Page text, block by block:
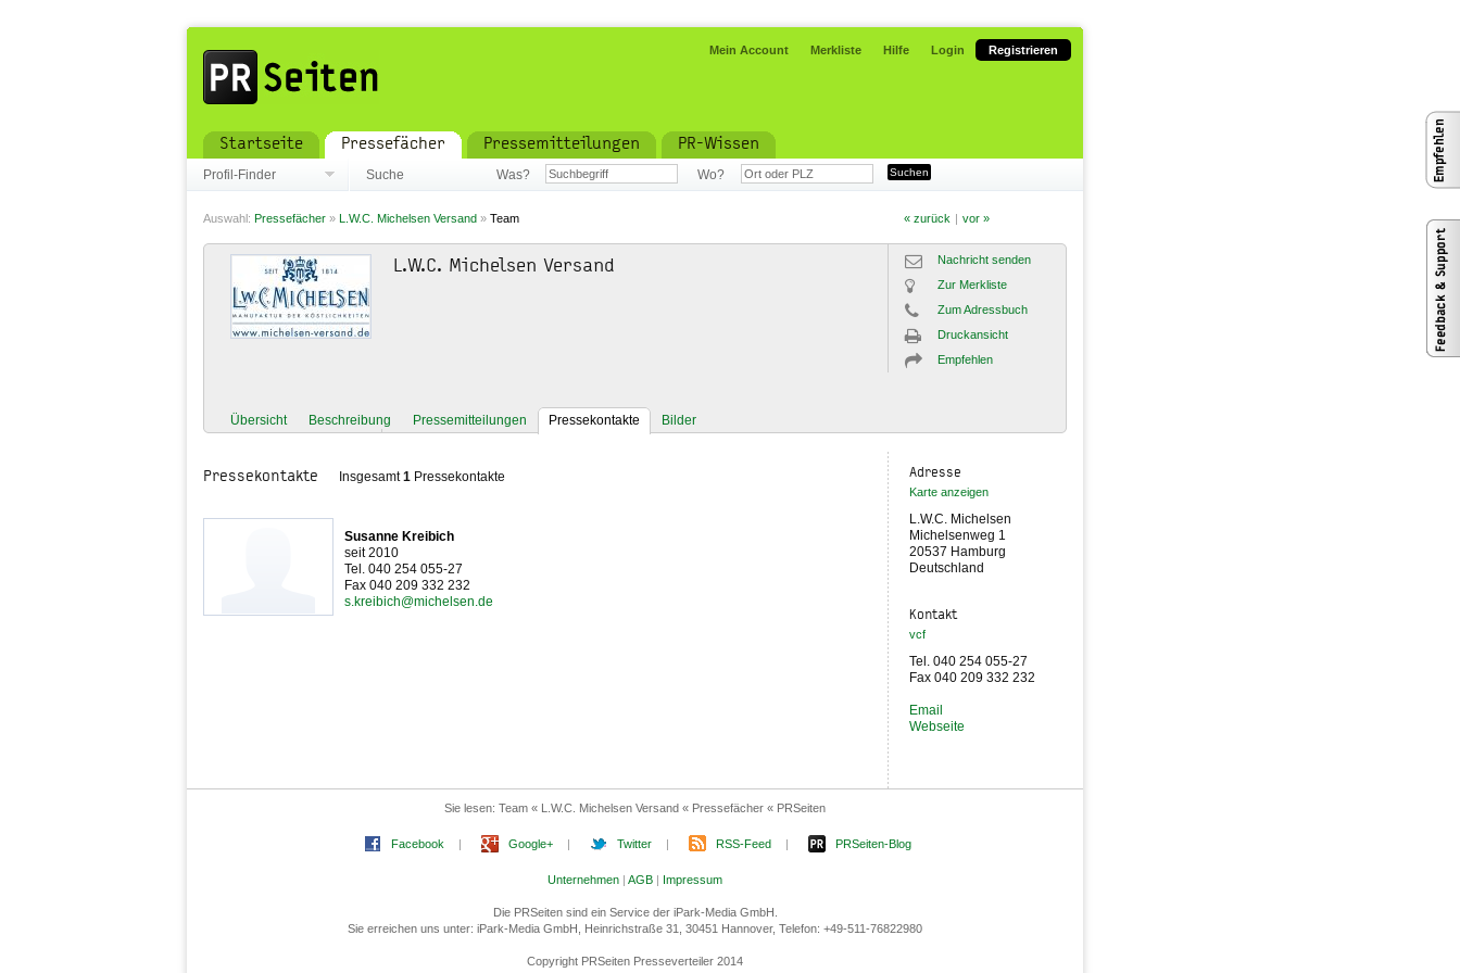
Mein Account Merkliste Hilfe Login Registrieren
Startseite Pressefächer Pressemitteilungen PR-Wissen
Profil-Finder Suche Was? Wo?
Auswahl: Pressefächer » L.W.C. Michelsen Versand » Team « zurück | vor »
L.W.C. Michelsen Versand
Übersicht Beschreibung Pressemitteilungen Pressekontakte Bilder
Nachricht senden
Zur Merkliste
Zum Adressbuch
Druckansicht
Empfehlen
Pressekontakte Insgesamt1 Pressekontakte
Susanne Kreibich
seit 2010
Tel. 040 254 055-27
Fax 040 209 332 232
s.kreibich@michelsen.de
Adresse
Karte anzeigen
L.W.C. Michelsen
Michelsenweg 1
20537 Hamburg
Deutschland
Kontakt
vcf
Tel. 040 254 055-27
Fax 040 209 332 232
Email
Webseite
Sie lesen: Team « L.W.C. Michelsen Versand « Pressefächer « PRSeiten
Facebook | Google+ | Twitter | RSS-Feed | PRSeiten-Blog
Unternehmen | AGB | Impressum
Die PRSeiten sind ein Service der iPark-Media GmbH.
Sie erreichen uns unter: iPark-Media GmbH, Heinrichstraße 31, 30451 Hannover, Telefon: +49-511-76822980
Copyright PRSeiten Presseverteiler 2014